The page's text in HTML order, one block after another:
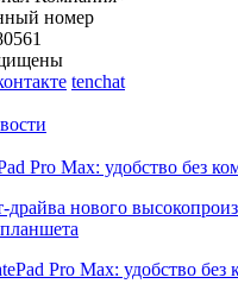
номер
tenchat
Pro Max: удобство без
драйва нового